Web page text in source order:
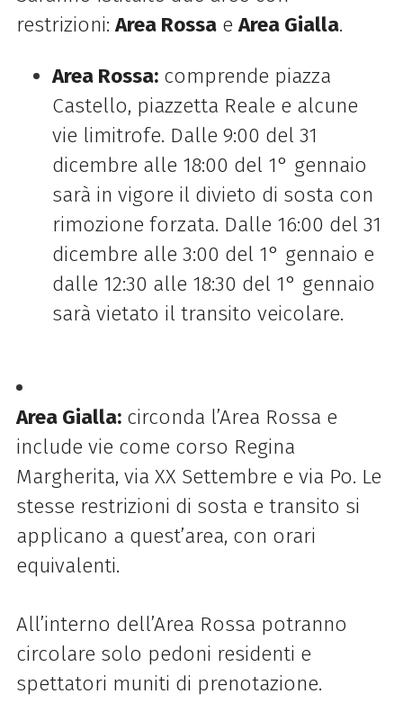
restrizioni:Area RossaeArea Gialla.
Area Rossa:comprende piazza
Castello, piazzetta Reale e alcune
vie limitrofe. Dalle 9:00 del 31
dicembre alle 18:00 del 1° gennaio
sarà in vigore il divieto di sosta con
rimozione forzata. Dalle 16:00 del 31
dicembre alle 3:00 del 1° gennaio e
dalle 12:30 alle 18:30 del 1° gennaio
sarà vietato il transito veicolare.
Area Gialla:circonda l’Area Rossa e
include vie come corso Regina
Margherita, via XX Settembre e via Po. Le
stesse restrizioni di sosta e transito si
applicano a quest’area, con orari
equivalenti.
All’interno dell’Area Rossa potranno
circolare solo pedoni residenti e
spettatori muniti di prenotazione.